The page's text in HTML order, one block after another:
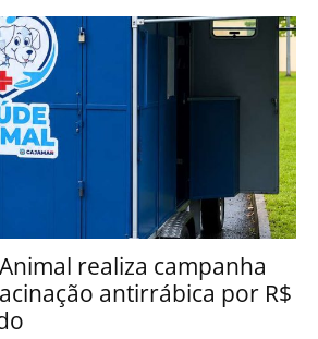
realiza campanha
antirrábica por R$